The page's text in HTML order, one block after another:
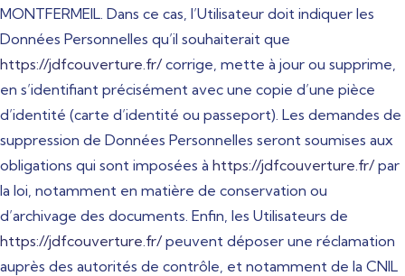
MONTFERMEIL. Dans ce cas, l’Utilisateur doit indiquer les
Données Personnelles qu’il souhaiterait que
https://jdfcouverture.fr/corrige, mette à jour ou supprime,
en s’identifiant précisément avec une copie d’une pièce
d’identité (carte d’identité ou passeport). Les demandes de
suppression de Données Personnelles seront soumises aux
obligations qui sont imposées à https://jdfcouverture.fr/par
la loi, notamment en matière de conservation ou
d’archivage des documents. Enfin, les Utilisateurs de
https://jdfcouverture.fr/peuvent déposer une réclamation
auprès des autorités de contrôle, et notamment de la CNIL